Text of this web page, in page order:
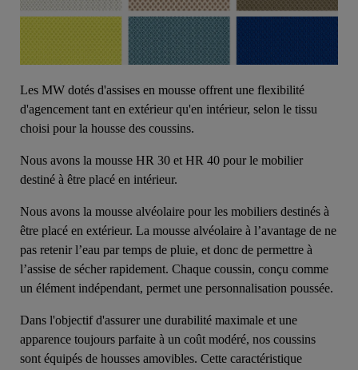
Les MW dotés d'assises en mousse offrent une flexibilité
d'agencement tant en extérieur qu'en intérieur, selon le tissu
choisi pour la housse des coussins.
Nous avons la mousse HR 30 et HR 40 pour le mobilier
destiné à être placé en intérieur.
Nous avons la mousse alvéolaire pour les mobiliers destinés à
être placé en extérieur. La mousse alvéolaire à l’avantage de ne
pas retenir l’eau par temps de pluie, et donc de permettre à
l’assise de sécher rapidement. Chaque coussin, conçu comme
un élément indépendant, permet une personnalisation poussée.
Dans l'objectif d'assurer une durabilité maximale et une
apparence toujours parfaite à un coût modéré, nos coussins
sont équipés de housses amovibles. Cette caractéristique